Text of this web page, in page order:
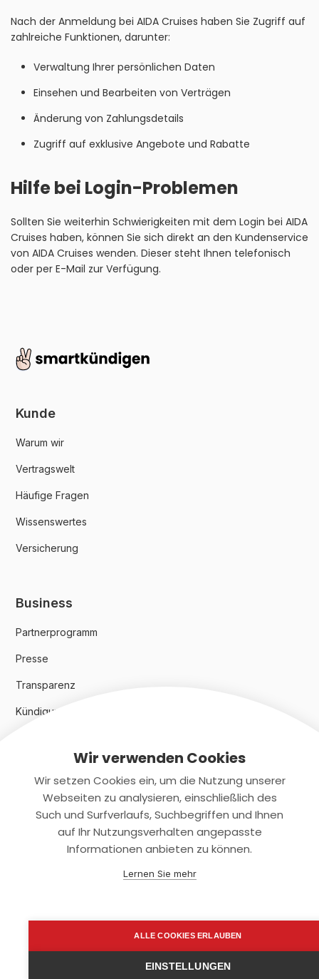
Nach der Anmeldung bei AIDA Cruises haben Sie Zugriff auf
zahlreiche Funktionen, darunter:
Verwaltung Ihrer persönlichen Daten
Einsehen und Bearbeiten von Verträgen
Änderung von Zahlungsdetails
Zugriff auf exklusive Angebote und Rabatte
Hilfe bei Login-Problemen
Sollten Sie weiterhin Schwierigkeiten mit dem Login bei AIDA
Cruises haben, können Sie sich direkt an den Kundenservice
von AIDA Cruises wenden. Dieser steht Ihnen telefonisch
oder per E-Mail zur Verfügung.
Kunde
Warum wir
Vertragswelt
Häufige Fragen
Wissenswertes
Versicherung
Business
Partnerprogramm
Presse
Transparenz
Kündigungsindex 2024
Rechtliches
Datenschutz
support@smartkuendigen.de
Wir verwenden Cookies
Wir setzen Cookies ein, um die Nutzung unserer
Webseiten zu analysieren, einschließlich des
Such und Surfverlaufs, Suchbegriffen und Ihnen
auf Ihr Nutzungsverhalten angepasste
Informationen anbieten zu können.
Lernen Sie mehr
ALLE COOKIES ERLAUBEN
EINSTELLUNGEN